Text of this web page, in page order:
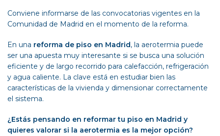
Conviene informarse de las convocatorias vigentes en la
Comunidad de Madrid en el momento de la reforma.
En una reforma de piso en Madrid, la aerotermia puede
ser una apuesta muy interesante si se busca una solución
eficiente y de largo recorrido para calefacción, refrigeración
y agua caliente. La clave está en estudiar bien las
características de la vivienda y dimensionar correctamente
el sistema.
¿Estás pensando en reformar tu piso en Madrid y
quieres valorar si la aerotermia es la mejor opción?